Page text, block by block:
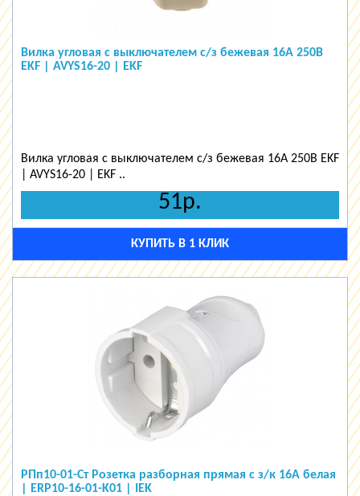
Вилка угловая с выключателем с/з бежевая 16А 250В
EKF | AVYS16-20 | EKF
Вилка угловая с выключателем с/з бежевая 16А 250В EKF
| AVYS16-20 | EKF ..
51р.
КУПИТЬ В 1 КЛИК
РПп10-01-Ст Розетка разборная прямая с з/к 16А белая
| ERP10-16-01-K01 | IEK